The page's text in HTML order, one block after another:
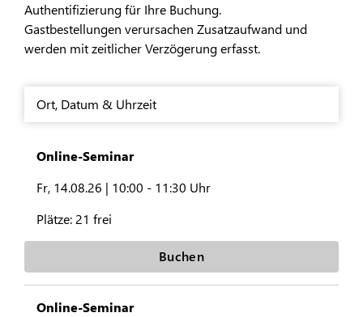
Authentifizierung für Ihre Buchung.
Gastbestellungen verursachen Zusatzaufwand und
werden mit zeitlicher Verzögerung erfasst.
Ort, Datum & Uhrzeit
Online-Seminar
Fr, 14.08.26 | 10:00 - 11:30 Uhr
Plätze:21 frei
Buchen
Online-Seminar